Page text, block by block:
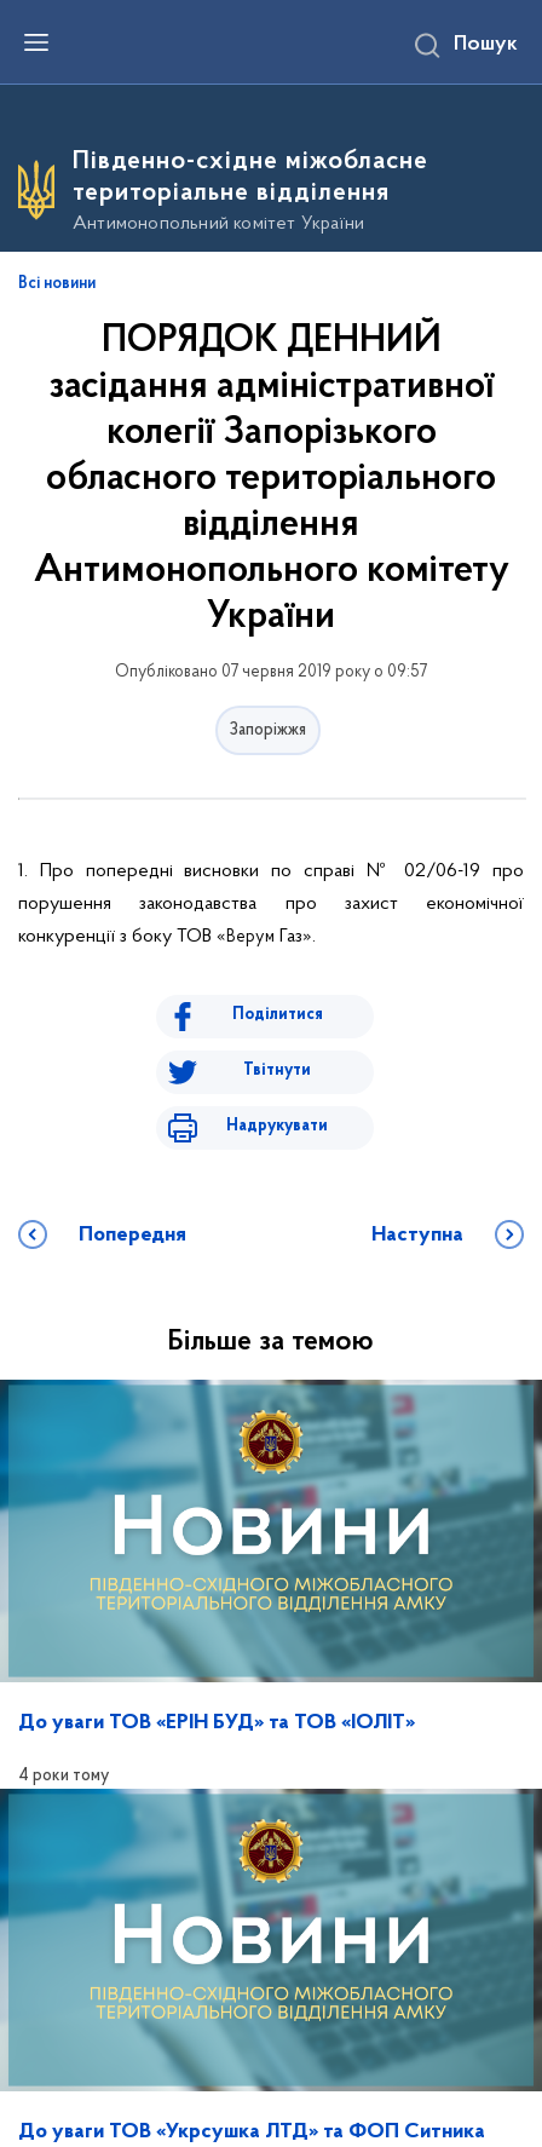
е
о
о
в
Пошук
Південно-східне міжобласне
територіальне відділення
Антимонопольний комітет України
Всі новини
ПОРЯДОК ДЕННИЙ
засідання адміністративної
колегії Запорізького
обласного територіального
відділення
Антимонопольного комітету
України
Опубліковано 07 червня 2019 року о 09:57
Запоріжжя
1. Про попередні висновки по справі № 02/06-19 про
порушення законодавства про захист економічної
конкуренції з боку ТОВ «Верум Газ».
Поділитися
Твітнути
Надрукувати
Попередня Наступна
Більше за темою
До уваги ТОВ «ЕРІН БУД» та ТОВ «ІОЛІТ»
4 роки тому
До уваги ТОВ «Укрсушка ЛТД» та ФОП Ситника